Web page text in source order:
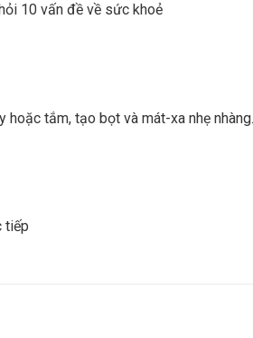
10 vấn đề về sức khoẻ
hoặc tắm, tạo bọt và mát-xa nhẹ
tiếp